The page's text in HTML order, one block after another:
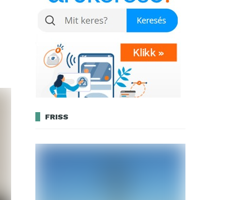
FRISS